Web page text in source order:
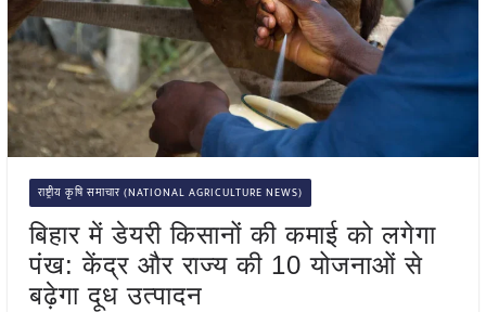
राष्ट्रीय कृषि समाचार (NATIONAL AGRICULTURE NEWS)
बिहार में डेयरी किसानों की कमाई को लगेगा
पंख: केंद्र और राज्य की 10 योजनाओं से
बढ़ेगा दूध उत्पादन